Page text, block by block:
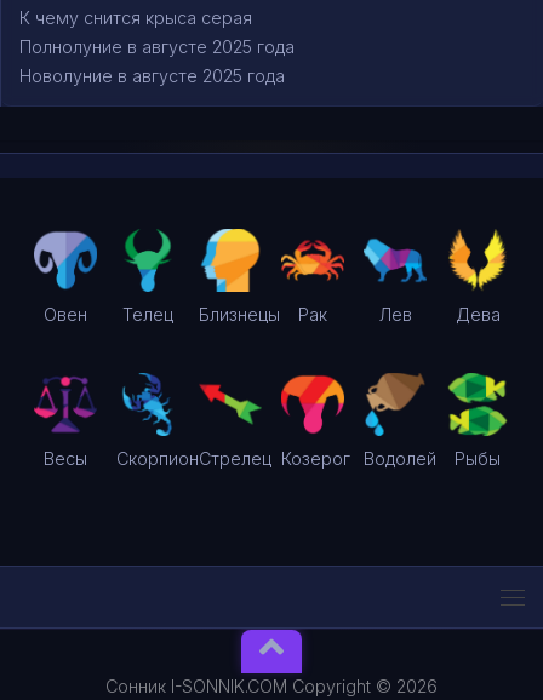
К чему снится крыса серая
Полнолуние в августе 2025 года
Новолуние в августе 2025 года
Овен Телец Близнецы Рак Лев Дева
Весы СкорпионСтрелец Козерог Водолей Рыбы
Сонник I-SONNIK.COM Copyright © 2026